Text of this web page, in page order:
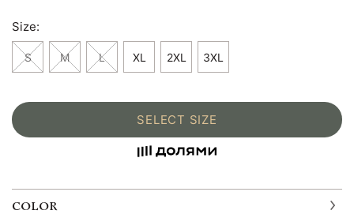
Size:
S M L XL 2XL 3XL
SELECT SIZE
COLOR